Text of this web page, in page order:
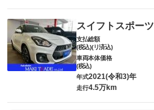
スイフトスポーツ
支払総額
(税込)(リ済込)
車両本体価格
(税込)
年式2021(令和3)年
走行4.5万km